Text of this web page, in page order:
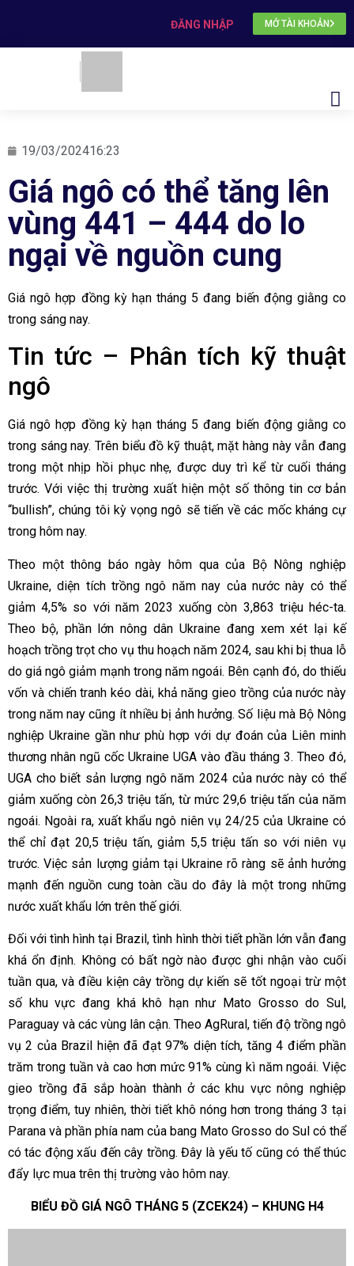
ĐĂNG NHẬP MỞ TÀI KHOẢN
19/03/202416:23
Giá ngô có thể tăng lên
vùng 441 – 444 do lo
ngại về nguồn cung
Giá ngô hợp đồng kỳ hạn tháng 5 đang biến động giằng co
trong sáng nay.
Tin tức – Phân tích kỹ thuật
ngô
Giá ngô hợp đồng kỳ hạn tháng 5 đang biến động giằng co
trong sáng nay. Trên biểu đồ kỹ thuật, mặt hàng này vẫn đang
trong một nhịp hồi phục nhẹ, được duy trì kể từ cuối tháng
trước. Với việc thị trường xuất hiện một số thông tin cơ bản
“bullish”, chúng tôi kỳ vọng ngô sẽ tiến về các mốc kháng cự
trong hôm nay.
Theo một thông báo ngày hôm qua của Bộ Nông nghiệp
Ukraine, diện tích trồng ngô năm nay của nước này có thể
giảm 4,5% so với năm 2023 xuống còn 3,863 triệu héc-ta.
Theo bộ, phần lớn nông dân Ukraine đang xem xét lại kế
hoạch trồng trọt cho vụ thu hoạch năm 2024, sau khi bị thua lỗ
do giá ngô giảm mạnh trong năm ngoái. Bên cạnh đó, do thiếu
vốn và chiến tranh kéo dài, khả năng gieo trồng của nước này
trong năm nay cũng ít nhiều bị ảnh hưởng. Số liệu mà Bộ Nông
nghiệp Ukraine gần như phù hợp với dự đoán của Liên minh
thương nhân ngũ cốc Ukraine UGA vào đầu tháng 3. Theo đó,
UGA cho biết sản lượng ngô năm 2024 của nước này có thể
giảm xuống còn 26,3 triệu tấn, từ mức 29,6 triệu tấn của năm
ngoái. Ngoài ra, xuất khẩu ngô niên vụ 24/25 của Ukraine có
thể chỉ đạt 20,5 triệu tấn, giảm 5,5 triệu tấn so với niên vụ
trước. Việc sản lượng giảm tại Ukraine rõ ràng sẽ ảnh hưởng
mạnh đến nguồn cung toàn cầu do đây là một trong những
nước xuất khẩu lớn trên thế giới.
Đối với tình hình tại Brazil, tình hình thời tiết phần lớn vẫn đang
khá ổn định. Không có bất ngờ nào được ghi nhận vào cuối
tuần qua, và điều kiện cây trồng dự kiến sẽ tốt ngoại trừ một
số khu vực đang khá khô hạn như Mato Grosso do Sul,
Paraguay và các vùng lân cận. Theo AgRural, tiến độ trồng ngô
vụ 2 của Brazil hiện đã đạt 97% diện tích, tăng 4 điểm phần
trăm trong tuần và cao hơn mức 91% cùng kì năm ngoái. Việc
gieo trồng đã sắp hoàn thành ở các khu vực nông nghiệp
trọng điểm, tuy nhiên, thời tiết khô nóng hơn trong tháng 3 tại
Parana và phần phía nam của bang Mato Grosso do Sul có thể
có tác động xấu đến cây trồng. Đây là yếu tố cũng có thể thúc
đẩy lực mua trên thị trường vào hôm nay.
BIỂU ĐỒ GIÁ NGÔ THÁNG 5 (ZCEK24) – KHUNG H4